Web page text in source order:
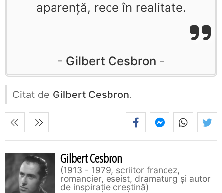
aparenţă, rece în realitate.
Gilbert Cesbron
Citat de Gilbert Cesbron.
Gilbert Cesbron
1913 - 1979, scriitor francez,
romancier, eseist, dramaturg și autor
de inspirație creștină